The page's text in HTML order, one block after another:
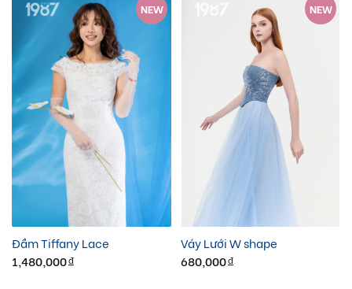
NEW
Đầm Tiffany Lace
1,480,000đ
NEW
Váy Lưới W shape
680,000đ